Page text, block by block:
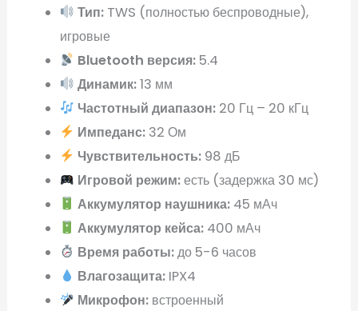
Тип: TWS (полностью беспроводные),
игровые
Bluetooth версия: 5.4
Динамик:13 мм
Частотный диапазон: 20 Гц – 20 кГц
Импеданс: 32 Ом
Чувствительность: 98 дБ
Игровой режим:есть (задержка 30 мс)
Аккумулятор наушника: 45 мАч
Аккумулятор кейса: 400 мАч
Время работы:до 5-6 часов
Влагозащита: IPX4
Микрофон: встроенный